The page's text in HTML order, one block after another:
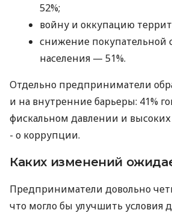
52%;
войну и оккупацию
снижение покупательной
населения — 51%.
Отдельно предприниматели
и на внутренние барьеры: 41%
фискальном давлении и высоких
- о коррупции.
Каких изменений
Предприниматели довольно
что могло бы улучшить условия